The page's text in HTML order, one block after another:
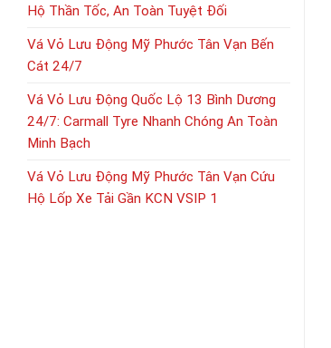
Hộ Thần Tốc, An Toàn Tuyệt Đối
Vá Vỏ Lưu Động Mỹ Phước Tân Vạn Bến
Cát 24/7
Vá Vỏ Lưu Động Quốc Lộ 13 Bình Dương
24/7: Carmall Tyre Nhanh Chóng An Toàn
Minh Bạch
Vá Vỏ Lưu Động Mỹ Phước Tân Vạn Cứu
Hộ Lốp Xe Tải Gần KCN VSIP 1